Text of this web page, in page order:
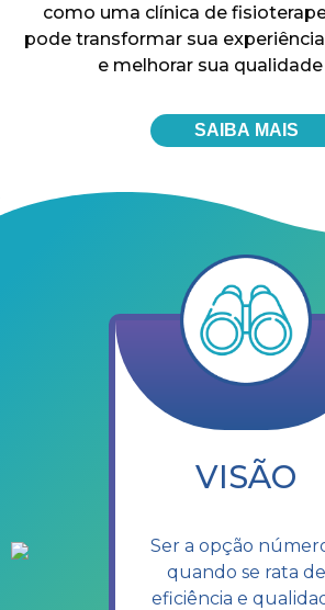
como uma clínica de
pode transformar sua
e melhorar sua
SAIBA MAIS
VISÃO
Ser a opção
quando se rata de
eficiência e